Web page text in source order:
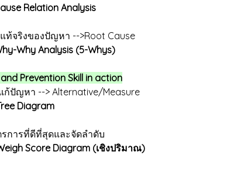
Relation Analysis
ท้จริงของปัญหา -->Root Cause
Why Analysis (5-Whys)
Prevention Skill in action
ก้ปัญหา --> Alternative/Measure
Diagram
การที่ดีที่สุดและจัดลำดับ
Score Diagram (เชิงปริมาณ)